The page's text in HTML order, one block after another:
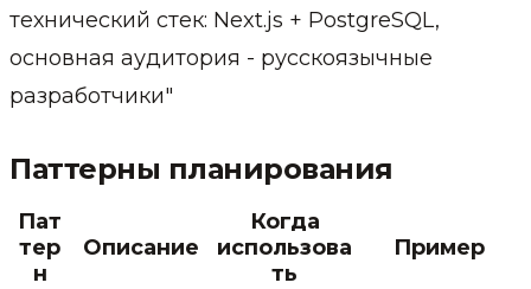
технический стек: Next.js + PostgreSQL,
основная аудитория - русскоязычные
разработчики"
Паттерны планирования
Пат
тер
н
Описание
Когда
использова
ть
Пример